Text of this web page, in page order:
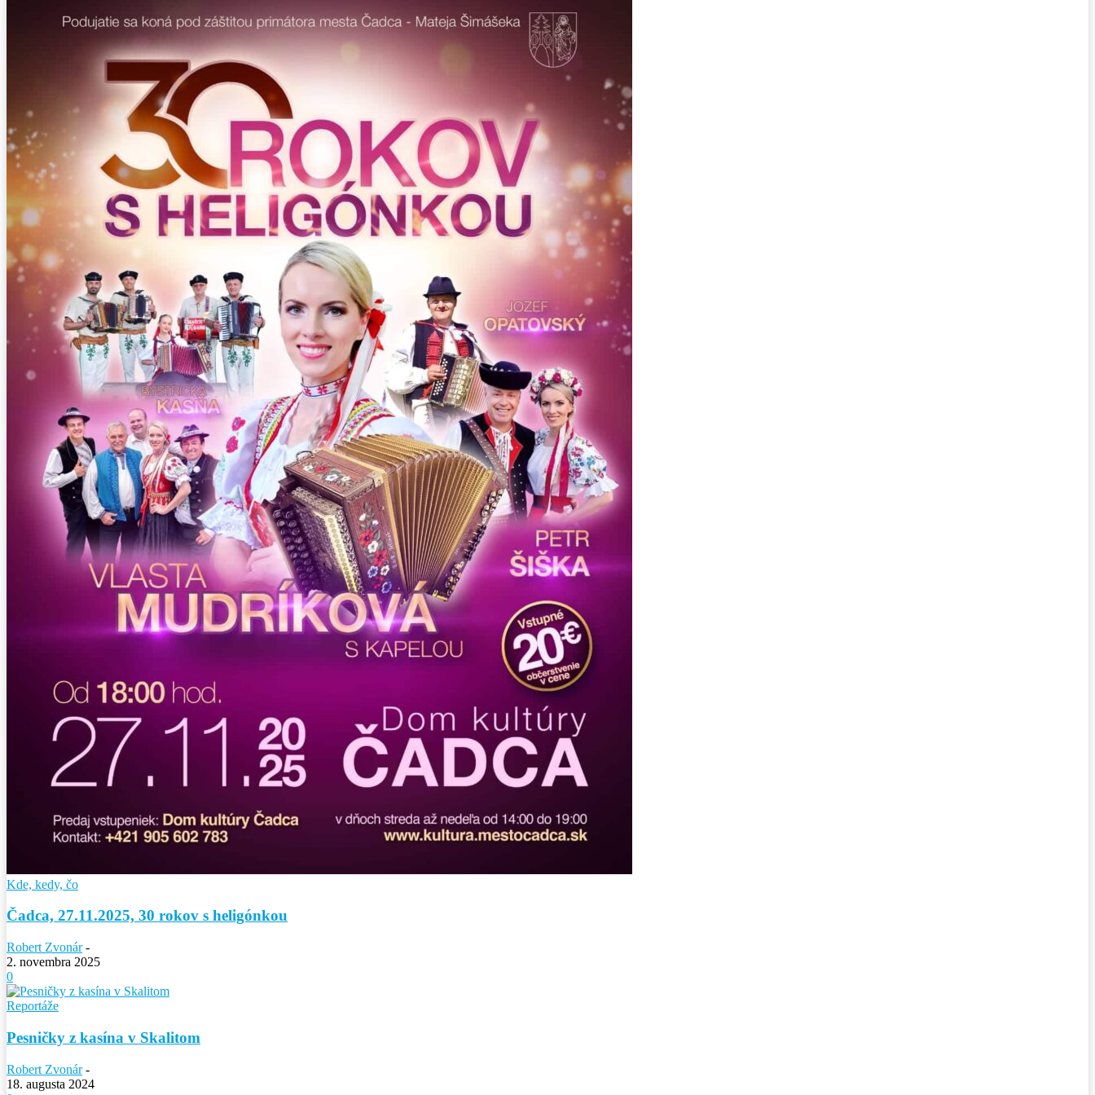
Kde, kedy, čo
Čadca, 27.11.2025, 30 rokov s heligónkou
Robert Zvonár -
2. novembra 2025
0
Reportáže
Pesničky z kasína v Skalitom
Robert Zvonár -
18. augusta 2024